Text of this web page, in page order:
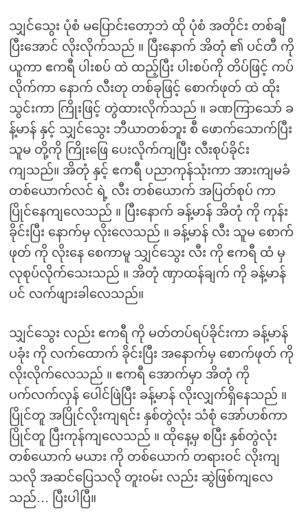
သျှင်သွေး ပုံစံ မပြောင်းတော့ဘဲ ထို ပုံစံ အတိုင်း တစ်ချီ
ပြီးအောင် လိုးလိုက်သည် ။ ပြီးနောက် အိတုံ ၏ ပင်တီ ကို
ယူကာ ဧကရီ ပါးစပ် ထဲ ထည့်ပြီး ပါးစပ်ကို တိပ်ဖြင့် ကပ်
လိုက်ကာ နောက် လီးတု တစ်ခုဖြင့် စောက်ဖုတ် ထဲ ထိုး
သွင်းကာ ကြိုးဖြင့် တွဲထားလိုက်သည် ။ ခဏကြာသော် ခ
န့်မာန် နှင့် သျှင်သွေး ဘီယာတစ်ဘူး စီ ဖောက်သောက်ပြီး
သူမ တို့ကို ကြိုးဖြေ ပေးလိုက်ကျပြီး လီးစုပ်ခိုင်း
ကျသည်။ အိတုံ နှင့် ဧကရီ ပညာကုန်သုံးကာ အားကျမခံ
တစ်ယောက်လင် ရဲ့ လီး တစ်ယောက် အပြတ်စုပ် ကာ
ပြိုင်နေကျလေသည် ။ ပြီးနောက် ခန့်မာန် အိတုံ ကို ကုန်း
ခိုင်းပြီး နောက်မှ လိုးလေသည် ။ ခန့်မာန် လီး သူမ စောက်
ဖုတ် ကို လိုးနေ စေကာမူ သျှင်သွေး လီး ကို ဧကရီ ထံ မှ
လုစုပ်လိုက်သေးသည် ။ အိတုံ ဏှာထန်ချက် ကို ခန့်မာန်
ပင် လက်ဖျားခါလေသည်။
သျှင်သွေး လည်း ဧကရီ ကို မတ်တပ်ရပ်ခိုင်းကာ ခန့်မာန်
ပခုံး ကို လက်ထောက် ခိုင်းပြီး အနောက်မှ စောက်ဖုတ် ကို
လိုးလိုက်လေသည် ။ ဧကရီ အောက်မှာ အိတုံ ကို
ပက်လက်လှန် ပေါင်ဖြဲပြီး ခန့်မာန် လိုးလျှက်ရှိနေသည် ။
ပြိုင်တူ အပြိုင်လိုးကျရင်း နှစ်တွဲလုံး သံစုံ အော်ဟစ်ကာ
ပြိုင်တူ ပြီးကုန်ကျလေသည် ။ ထိုနေ့မှ စပြီး နှစ်တွဲလုံး
တစ်ယောက် မယား ကို တစ်ယောက် တရားဝင် လိုးကျ
သလို အဆင်ပြေသလို တူးဝမ်း လည်း ဆွဲဖြစ်ကျလေ
သည်… ပြီးပါပြီ။